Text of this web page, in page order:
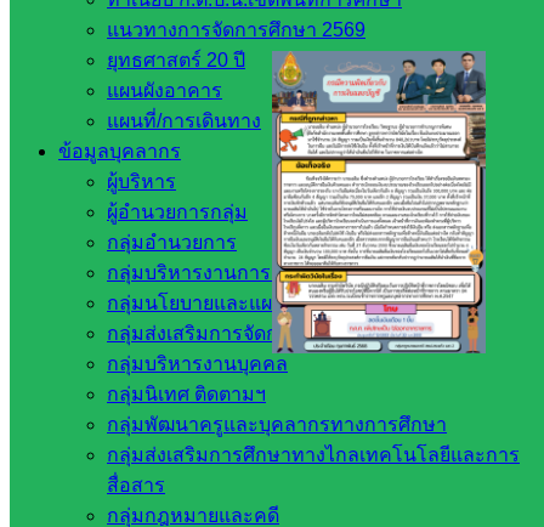
แนวทางการจัดการศึกษา 2569
ยุทธศาสตร์ 20 ปี
แผนผังอาคาร
แผนที่/การเดินทาง
ข้อมูลบุคลากร
ผู้บริหาร
ผู้อำนวยการกลุ่ม
กลุ่มอำนวยการ
กลุ่มบริหารงานการเงินและสินทรัพย์
กลุ่มนโยบายและแผน
กลุ่มส่งเสริมการจัดการศึกษา
กลุ่มบริหารงานบุคคล
กลุ่มนิเทศ ติดตามฯ
กลุ่มพัฒนาครูและบุคลากรทางการศึกษา
กลุ่มส่งเสริมการศึกษาทางไกลเทคโนโลยีและการ
สื่อสาร
กลุ่มกฎหมายและคดี
กลุ่มกฎหมายและคดี, บทความทางกฏหมาย
813